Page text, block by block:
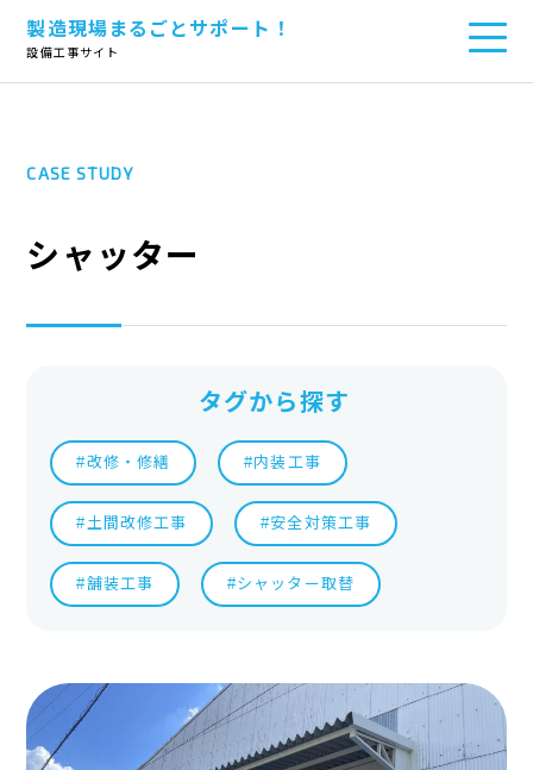
製造現場まるごとサポート！
設備工事サイト
TOP>建屋 > シャッター
CASE STUDY
シャッター
タグから探す
#改修・修繕 #内装工事
#土間改修工事 #安全対策工事
#舗装工事 #シャッター取替